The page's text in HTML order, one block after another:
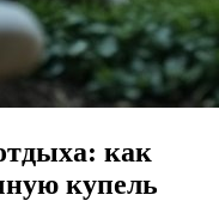
как
купель